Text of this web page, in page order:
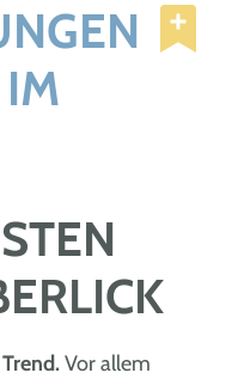
Vor allem